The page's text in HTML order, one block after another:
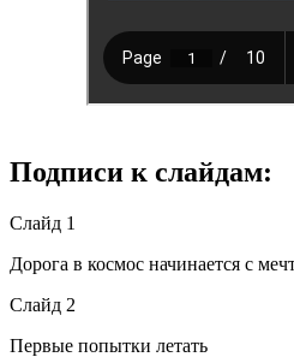
Подписи к слайдам:
Слайд 1
Дорога в космос начинается с
Слайд 2
Первые попытки летать